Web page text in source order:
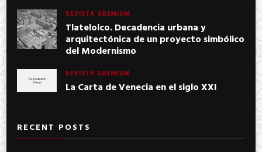
REVISTA GREMIUM
Tlatelolco. Decadencia urbana y
arquitectónica de un proyecto simbólico
del Modernismo
REVISTA GREMIUM
La Carta de Venecia en el siglo XXI
RECENT POSTS